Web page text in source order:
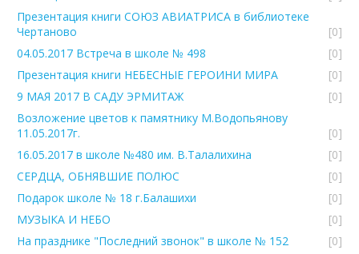
Презентация книги СОЮЗ АВИАТРИСА в библиотеке
Чертаново
[0]
04.05.2017 Встреча в школе № 498
[0]
Презентация книги НЕБЕСНЫЕ ГЕРОИНИ МИРА
[0]
9 МАЯ 2017 В САДУ ЭРМИТАЖ
[0]
Возложение цветов к памятнику М.Водопьянову
11.05.2017г.
[0]
16.05.2017 в школе №480 им. В.Талалихина
[0]
СЕРДЦА, ОБНЯВШИЕ ПОЛЮС
[0]
Подарок школе № 18 г.Балашихи
[0]
МУЗЫКА И НЕБО
[0]
На празднике "Последний звонок" в школе № 152
[0]